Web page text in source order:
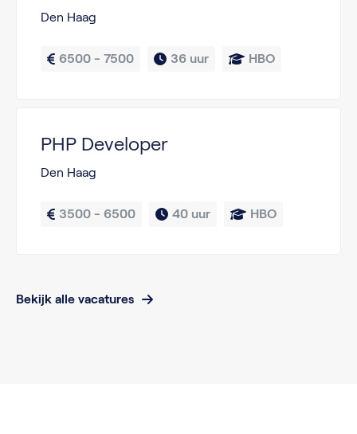
Den Haag
6500 - 7500 36 uur HBO
PHP Developer
Den Haag
3500 - 6500 40 uur HBO
Bekijk alle vacatures